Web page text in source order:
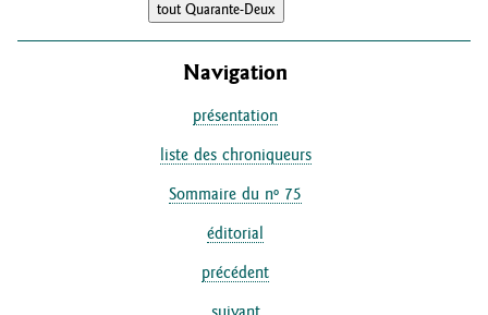
Navigation
présentation
liste des chroniqueurs
Sommaire du nº 75
éditorial
précédent
suivant